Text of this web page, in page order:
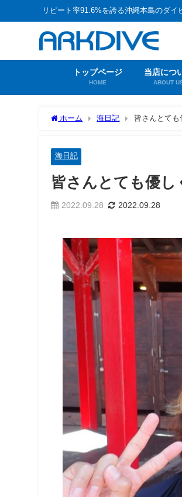
リピート率91.6%を誇る沖縄本島のダイ
トップページ
HOME
当店につ
ABOUT
ホーム 海日記 皆さんとても
海日記
皆さんとても優し
2022.09.28 2022.09.28